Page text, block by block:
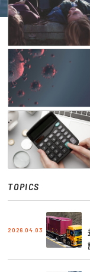
TOPICS
2026.04.03